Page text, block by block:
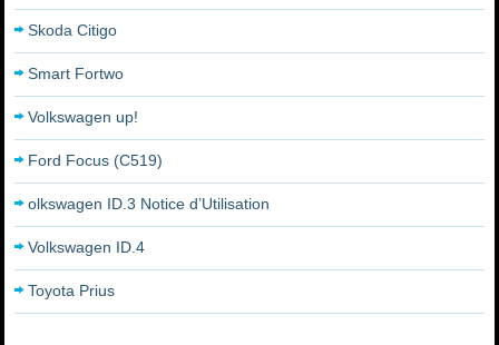
Skoda Citigo
Smart Fortwo
Volkswagen up!
Ford Focus (C519)
olkswagen ID.3 Notice d’Utilisation
Volkswagen ID.4
Toyota Prius